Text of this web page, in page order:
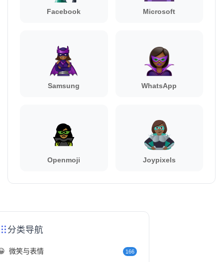
Facebook Microsoft
Samsung WhatsApp
Openmoji Joypixels
分类导航
微笑与表情 166